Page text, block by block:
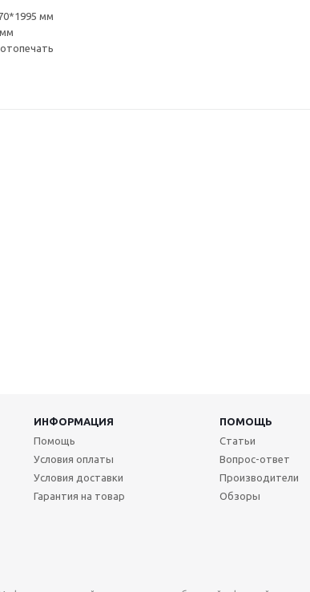
мм
ИНФОРМАЦИЯ
ПОМОЩЬ
Помощь
Условия оплаты
Условия доставки
Гарантия на товар
Статьи
Вопрос-ответ
Производители
Обзоры